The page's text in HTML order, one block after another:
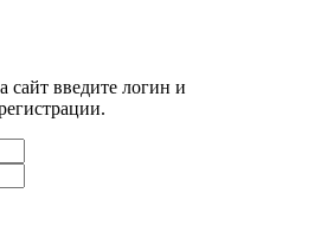
сайт введите логин и